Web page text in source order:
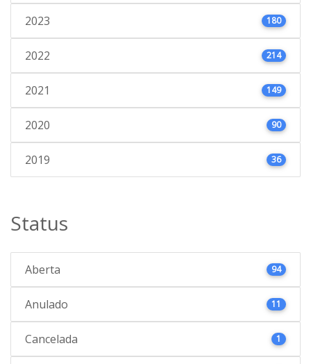
2023 180
2022 214
2021 149
2020 90
2019 36
Status
Aberta 94
Anulado 11
Cancelada 1